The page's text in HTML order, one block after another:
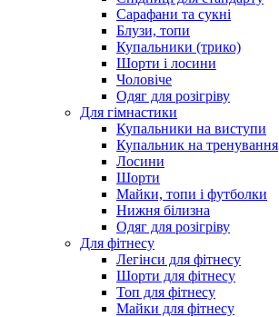
Сарафани та сукні
Блузи, топи
Купальники (трико)
Шорти і лосини
Чоловіче
Одяг для розігріву
Для гімнастики
Купальники на виступи
Купальник на тренування
Лосини
Шорти
Майки, топи і футболки
Нижня білизна
Одяг для розігріву
Для фітнесу
Легінси для фітнесу
Шорти для фітнесу
Топ для фітнесу
Майки для фітнесу